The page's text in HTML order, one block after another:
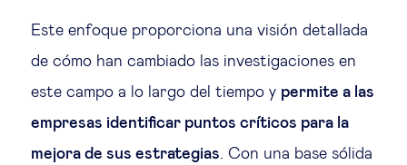
Este enfoque proporciona una visión detallada
de cómo han cambiado las investigaciones en
este campo a lo largo del tiempo y permite a las
empresas identificar puntos críticos para la
mejora de sus estrategias. Con una base sólida